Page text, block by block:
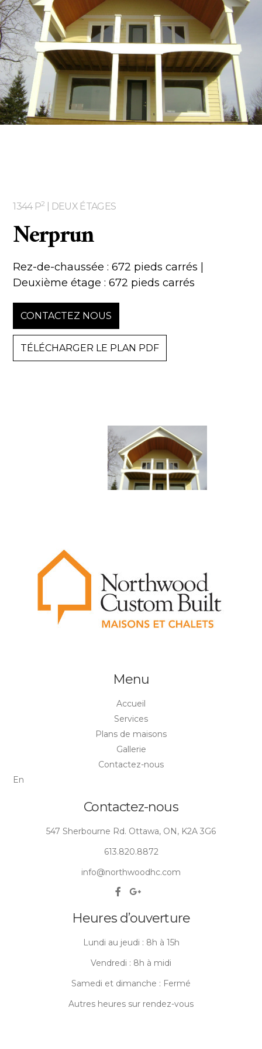
1344 P2 | DEUX ÉTAGES
Nerprun
Rez-de-chaussée : 672 pieds carrés |
Deuxième étage : 672 pieds carrés
CONTACTEZ NOUS
TÉLÉCHARGER LE PLAN PDF
Menu
Accueil
Services
Plans de maisons
Gallerie
Contactez-nous
En
Contactez-nous
547 Sherbourne Rd. Ottawa, ON, K2A 3G6
613.820.8872
info@northwoodhc.com
Heures d’ouverture
Lundi au jeudi : 8h à 15h
Vendredi : 8h à midi
Samedi et dimanche : Fermé
Autres heures sur rendez-vous
Deux étages
Services
Forfaits
Gestion de projet
Intéressé à construire ?